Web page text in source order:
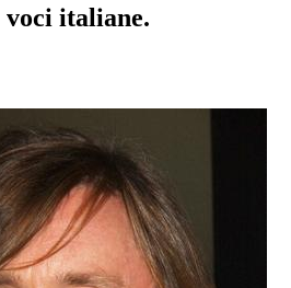
voci italiane.